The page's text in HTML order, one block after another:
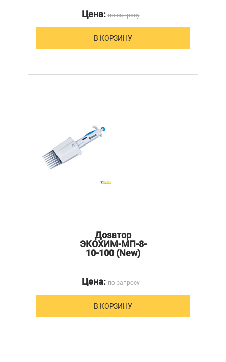
Цена:по запросу
В КОРЗИНУ
Дозатор
ЭКОХИМ-МП-8-
10-100 (New)
Цена:по запросу
В КОРЗИНУ